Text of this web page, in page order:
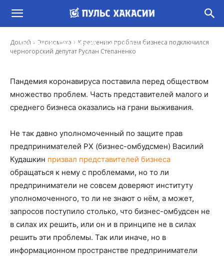
Домой Экономика
К решению проблем бизнеса подключился
черногорский депутат Руслан Степаненко
К решению проблем бизнеса подключился
черногорский депутат Руслан Степаненко
Константин Обеленский - 6 Апр, 2020 9:30
Пандемия коронавируса поставила перед обществом
множество проблем. Часть представителей малого и
среднего бизнеса оказались на грани выживания.
Не так давно уполномоченный по защите прав
предпринимателей РХ (бизнес-омбудсмен) Василий
Кудашкин призвал представителей бизнеса
обращаться к нему с проблемами, но то ли
предприниматели не совсем доверяют институту
уполномоченного, то ли не знают о нём, а может,
запросов поступило столько, что бизнес-омбудсен не
в силах их решить, или он и в принципе не в силах
решить эти проблемы. Так или иначе, но в
информационном пространстве предприниматели